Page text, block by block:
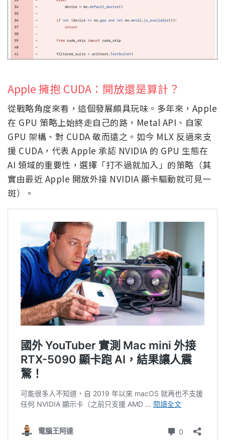
Apple 擁抱 CUDA：開放還是算計？
從戰略角度來看，這個發展頗具玩味。多年來，Apple
在 GPU 策略上始終走自己的路，Metal API、自家
GPU 架構、對 CUDA 敬而遠之。如今 MLX 反過來支
援 CUDA，代表 Apple 承認 NVIDIA 的 GPU 生態在
AI 領域的重要性，選擇「打不過就加入」的策略（其
實由最近 Apple 開放外接 NVIDIA 顯卡驅動就可見一
斑）。